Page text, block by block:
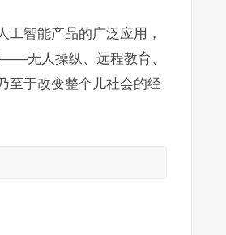
智能产品的广泛应用，
无人操纵、远程教育、
至于改变整个儿社会的经